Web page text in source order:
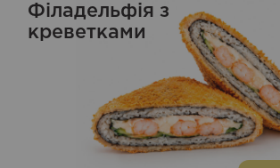
Філадельфія з
креветками